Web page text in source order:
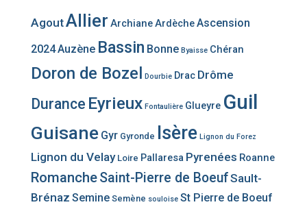
AgoutAllier ArchianeArdècheAscension
2024Auzène Bassin Bonne Byaisse Chéran
Doron de Bozel Dourbie Drac Drôme
Durance Eyrieux Fontaulière Glueyre Guil
Guisane Gyr Gyronde Isère Lignon du Forez
Lignon du Velay Loire Pallaresa Pyrenées Roanne
RomancheSaint-Pierre de BoeufSault-
Brénaz Semine Semène souloise St Pierre de Boeuf